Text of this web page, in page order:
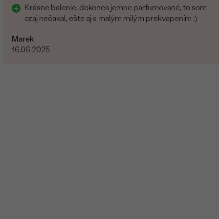
Krásne balenie, dokonca jemne parfumované, to som
ozaj nečakal, ešte aj s malým milým prekvapením :)
Marek
16.06.2025